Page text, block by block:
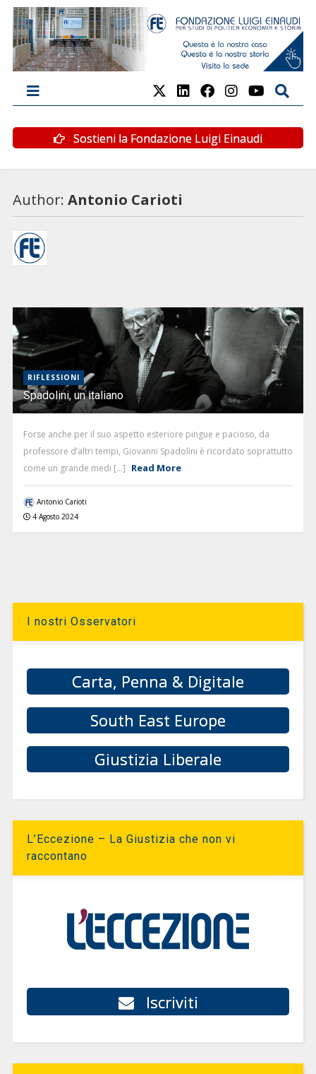
Sostieni la Fondazione Luigi Einaudi
Author: Antonio Carioti
RIFLESSIONI
Spadolini, un italiano
Forse anche per il suo aspetto esteriore pingue e pacioso, da
professore d’altri tempi, Giovanni Spadolini è ricordato soprattutto
come un grande medi [...] Read More
Antonio Carioti
4 Agosto 2024
I nostri Osservatori
Carta, Penna & Digitale
South East Europe
Giustizia Liberale
L’Eccezione – La Giustizia che non vi
raccontano
Iscriviti